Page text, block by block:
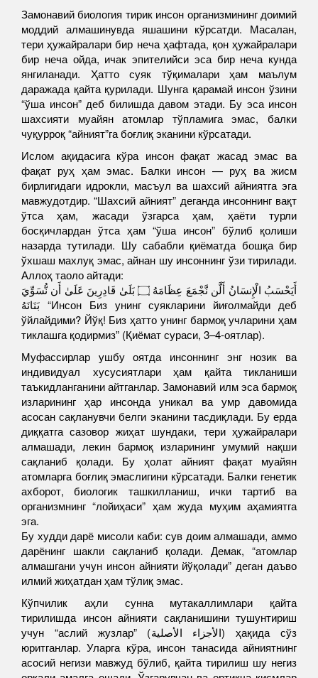
Замонавий биология тирик инсон организмининг доимий
моддий алмашинувда яшашини кўрсатди. Масалан,
тери ҳужайралари бир неча ҳафтада, қон ҳужайралари
бир неча ойда, ичак эпителийси эса бир неча кунда
янгиланади. Ҳатто суяк тўқималари ҳам маълум
даражада қайта қурилади. Шунга қарамай инсон ўзини
“ўша инсон” деб билишда давом этади. Бу эса инсон
шахсияти муайян атомлар тўпламига эмас, балки
чуқурроқ “айният”га боғлиқ эканини кўрсатади.
Ислом ақидасига кўра инсон фақат жасад эмас ва
фақат руҳ ҳам эмас. Балки инсон — руҳ ва жисм
бирлигидаги идрокли, масъул ва шахсий айниятга эга
мавжудотдир. “Шахсий айният” деганда инсоннинг вақт
ўтса ҳам, жасади ўзгарса ҳам, ҳаёти турли
босқичлардан ўтса ҳам “ўша инсон” бўлиб қолиши
назарда тутилади. Шу сабабли қиёматда бошқа бир
ўхшаш махлуқ эмас, айнан шу инсоннинг ўзи тирилади.
Аллоҳ таоло айтади:
أَيَحْسَبُ الْإِنسَانُ أَلَّن نَّجْمَعَ عِظَامَهُ ۝ بَلَىٰ قَادِرِينَ عَلَىٰ أَن نُّسَوِّيَ
بَنَانَهُ “Инсон Биз унинг суякларини йиғолмайди деб
ўйлайдими? Йўқ! Биз ҳатто унинг бармоқ учларини ҳам
тиклашга қодирмиз” (Қиёмат сураси, 3–4-оятлар).
Муфассирлар ушбу оятда инсоннинг энг нозик ва
индивидуал хусусиятлари ҳам қайта тикланиши
таъкидланганини айтганлар. Замонавий илм эса бармоқ
изларининг ҳар инсонда уникал ва умр давомида
асосан сақланувчи белги эканини тасдиқлади. Бу ерда
диққатга сазовор жиҳат шундаки, тери ҳужайралари
алмашади, лекин бармоқ изларининг умумий нақши
сақланиб қолади. Бу ҳолат айният фақат муайян
атомларга боғлиқ эмаслигини кўрсатади. Балки генетик
ахборот, биологик ташкилланиш, ички тартиб ва
организмнинг “лойиҳаси” ҳам жуда муҳим аҳамиятга
эга.
Бу худди дарё мисоли каби: сув доим алмашади, аммо
дарёнинг шакли сақланиб қолади. Демак, “атомлар
алмашгани учун инсон айнияти йўқолади” деган даъво
илмий жиҳатдан ҳам тўлиқ эмас.
Кўпчилик аҳли сунна мутакаллимлари қайта
тирилишда инсон айнияти сақланишини тушунтириш
учун “аслий жузлар” (الأجزاء الأصلية) ҳақида сўз
юритганлар. Уларга кўра, инсон танасида айниятнинг
асосий негизи мавжуд бўлиб, қайта тирилиш шу негиз